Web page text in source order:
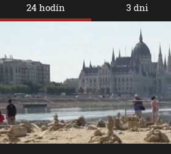
24 hodín 3 dni